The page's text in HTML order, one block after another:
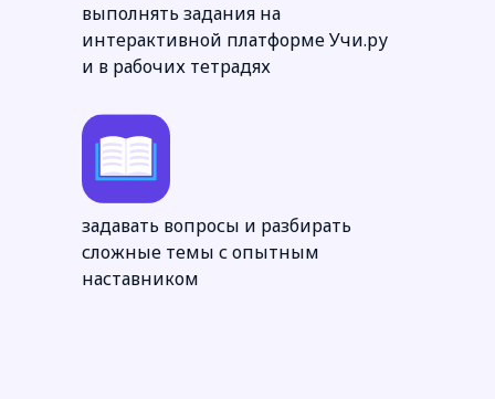
выполнять задания на
интерактивной платформе Учи.ру
и в рабочих тетрадях
задавать вопросы и разбирать
сложные темы с опытным
наставником